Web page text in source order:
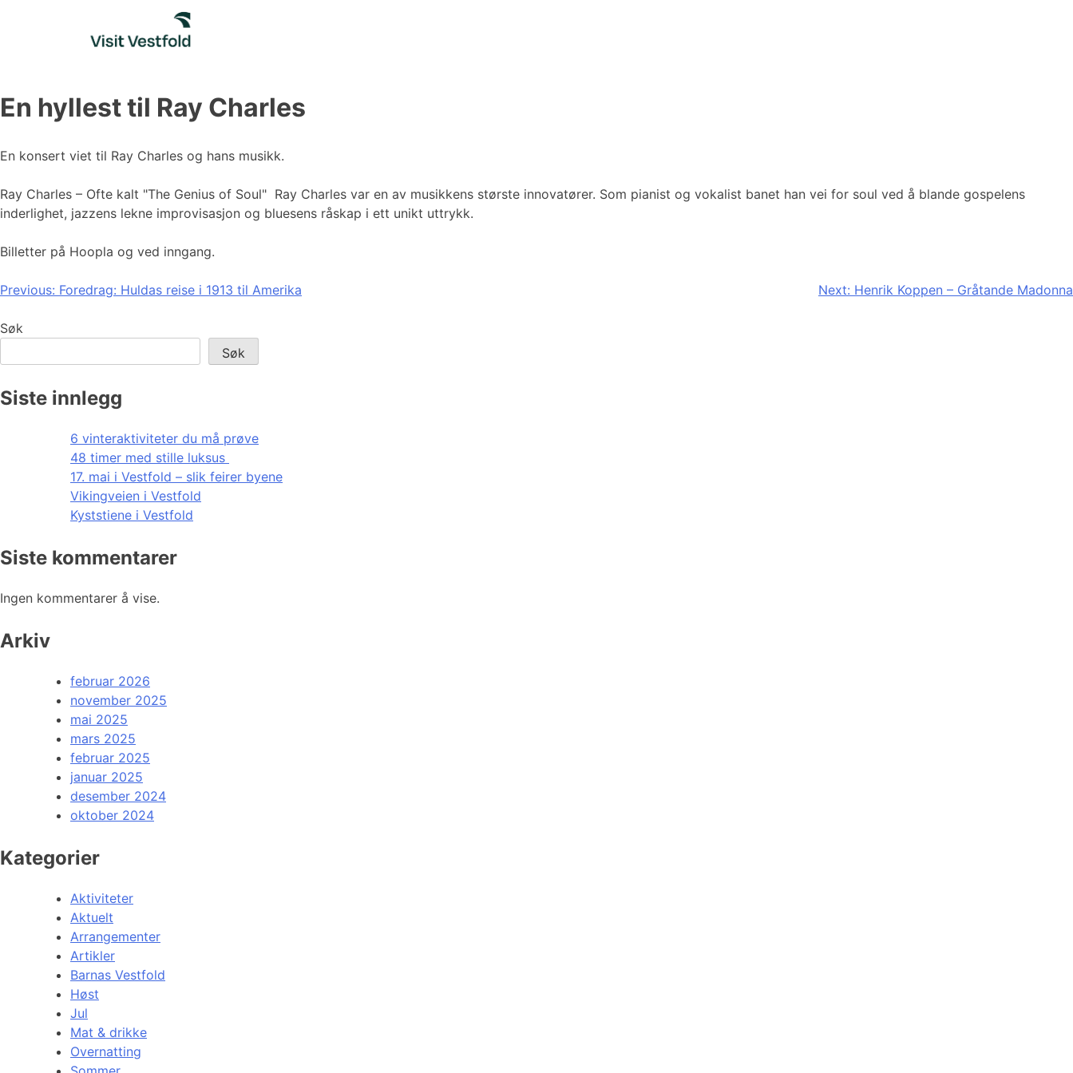
En hyllest til Ray Charles
En konsert viet til Ray Charles og hans musikk.
Ray Charles – Ofte kalt "The Genius of Soul" Ray Charles var en av musikkens største innovatører. Som pianist og vokalist banet han vei for soul ved å blande gospelens
inderlighet, jazzens lekne improvisasjon og bluesens råskap i ett unikt uttrykk.
Billetter på Hoopla og ved inngang.
Innleggsnavigasjon
Previous: Foredrag: Huldas reise i 1913 til Amerika Next: Henrik Koppen – Gråtande Madonna
Søk
Søk
Siste innlegg
6 vinteraktiviteter du må prøve
48 timer med stille luksus
17. mai i Vestfold – slik feirer byene
Vikingveien i Vestfold
Kyststiene i Vestfold
Siste kommentarer
Ingen kommentarer å vise.
Arkiv
februar 2026
november 2025
mai 2025
mars 2025
februar 2025
januar 2025
desember 2024
oktober 2024
Kategorier
Aktiviteter
Aktuelt
Arrangementer
Artikler
Barnas Vestfold
Høst
Jul
Mat & drikke
Overnatting